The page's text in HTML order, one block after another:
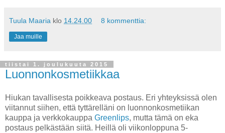
Tuula Maaria klo 14.24.00 8 kommenttia:
Jaa muille
tiistai 1. joulukuuta 2015
Luonnonkosmetiikkaa
Hiukan tavallisesta poikkeava postaus. Eri yhteyksissä olen
viitannut siihen, että tyttärelläni on luonnonkosmetiikan
kauppa ja verkkokauppa Greenlips, mutta tämä on eka
postaus pelkästään siitä. Heillä oli viikonloppuna 5-